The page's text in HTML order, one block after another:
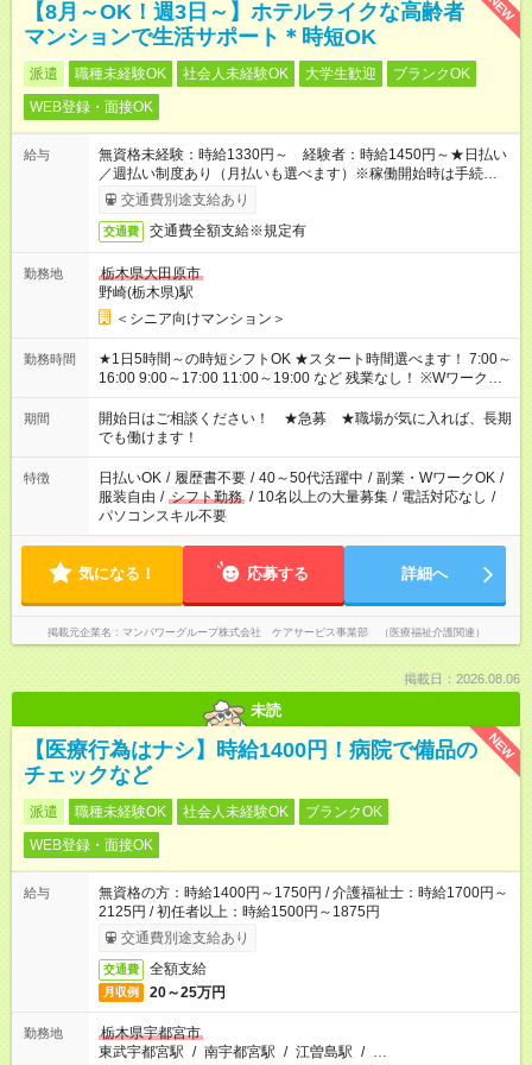
NEW
【8月～OK！週3日～】ホテルライクな高齢者
マンションで生活サポート＊時短OK
派遣 職種未経験OK 社会人未経験OK 大学生歓迎
ブランクOK
WEB登録・面接OK
給与
無資格未経験：時給1330円～ 経験者：時給1450円～★日払い
／週払い制度あり（月払いも選べます）※稼働開始時は手続き完
了次第のお支払いとなります。
交通費別途支給あり
交通費 交通費全額支給※規定有
勤務地
栃木県大田原市
野崎(栃木県)駅
＜シニア向けマンション＞
勤務時間
★1日5時間～の時短シフトOK ★スタート時間選べます！ 7:00～
16:00 9:00～17:00 11:00～19:00 など 残業なし！ ※Wワークの
場合、他のお仕事と合わせ週40時間超の就業はご案内できませ
ん ※法令に基づき、週20時間以上勤務は社会保険への加入対象
となります ※労働者派遣法（日雇い派遣の原則禁止）により、
短時間・短期間の就業はご案内が難しい場合があります
期間
開始日はご相談ください！ ★急募 ★職場が気に入れば、長期
でも働けます！
特徴 日払いOK / 履歴書不要 / 40～50代活躍中 / 副業・WワークOK /
服装自由 / シフト勤務 / 10名以上の大量募集 / 電話対応なし /
パソコンスキル不要
気になる！ 応募する 詳細へ
掲載元企業名 マンパワーグループ株式会社 ケアサービス事業部 （医療福祉介護関連）
掲載日：2026.08.06
未読
NEW
【医療行為はナシ】時給1400円！病院で備品の
チェックなど
派遣 職種未経験OK 社会人未経験OK
ブランクOK
WEB登録・面接OK
給与
無資格の方：時給1400円～1750円 / 介護福祉士：時給1700円～
2125円 / 初任者以上：時給1500円～1875円
交通費別途支給あり
交通費 全額支給
月収例 20～25万円
勤務地
栃木県宇都宮市
東武宇都宮駅 / 南宇都宮駅 / 江曽島駅 / …